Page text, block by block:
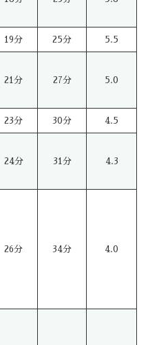
19分 25分 5.5
21分 27分 5.0
23分 30分 4.5
24分 31分 4.3
26分 34分 4.0